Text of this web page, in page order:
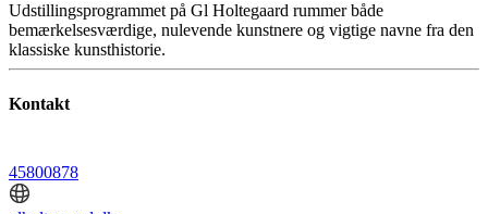
Udstillingsprogrammet på Gl Holtegaard rummer både
bemærkelsesværdige, nulevende kunstnere og vigtige navne fra den
klassiske kunsthistorie.
Kontakt
45800878